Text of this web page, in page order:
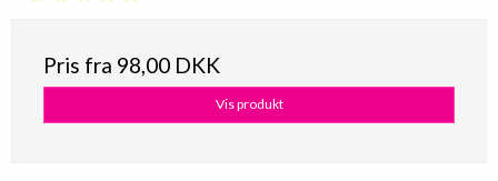
Pris fra 98,00 DKK
Vis produkt